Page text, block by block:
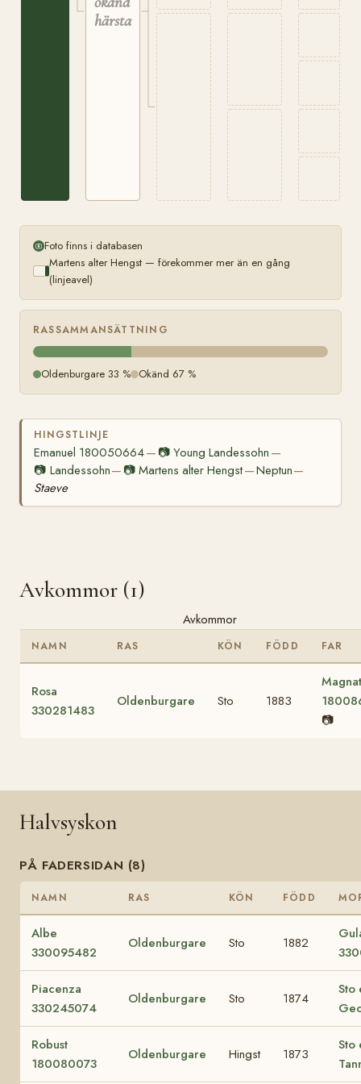
härstamning
Foto finns i databasen
Martens alter Hengst — förekommer mer än en gång
(linjeavel)
RASSAMMANSÄTTNING
Oldenburgare 33 % Okänd 67 %
HINGSTLINJE
Emanuel 180050664— 📷Young Landessohn —
📷 Landessohn— 📷Martens alter Hengst—Neptun—
Staeve
Avkommor (1)
Avkommor
NAMN RAS KÖN FÖDD FAR
Rosa
330281483
Oldenburgare Sto 1883
Magnat
📷
Halvsyskon
PÅ FADERSIDAN (8)
NAMN RAS KÖN FÖDD
Albe
330095482
Oldenburgare Sto 1882
Piacenza
330245074
Oldenburgare Sto 1874
Sto
Robust
180080073
Oldenburgare Hingst 1873
Sto